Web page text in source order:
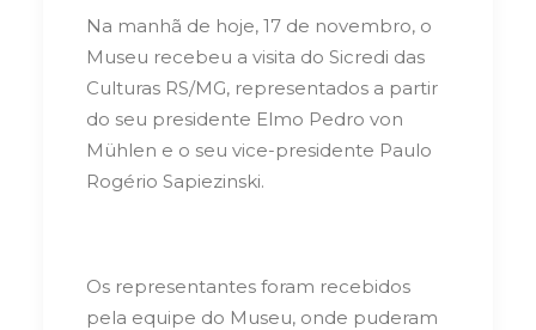
Na manhã de hoje, 17 de novembro, o
Museu recebeu a visita do Sicredi das
Culturas RS/MG, representados a partir
do seu presidente Elmo Pedro von
Mühlen e o seu vice-presidente Paulo
Rogério Sapiezinski.
Os representantes foram recebidos
pela equipe do Museu, onde puderam